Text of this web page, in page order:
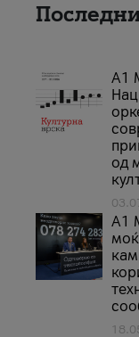
А1
од
A1